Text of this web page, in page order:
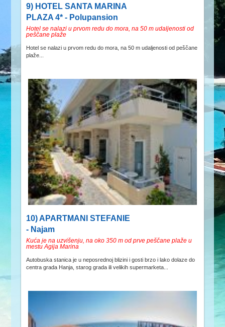
9) HOTEL SANTA MARINA
PLAZA 4* - Polupansion
Hotel se nalazi u prvom redu do mora, na 50 m udaljenosti od
peščane plaže
Hotel se nalazi u prvom redu do mora, na 50 m udaljenosti od peščane
plaže...
10) APARTMANI STEFANIE
- Najam
Kuća je na uzvišenju, na oko 350 m od prve peščane plaže u
mestu Agija Marina
Autobuska stanica je u neposrednoj blizini i gosti brzo i lako dolaze do
centra grada Hanja, starog grada ili velikih supermarketa...